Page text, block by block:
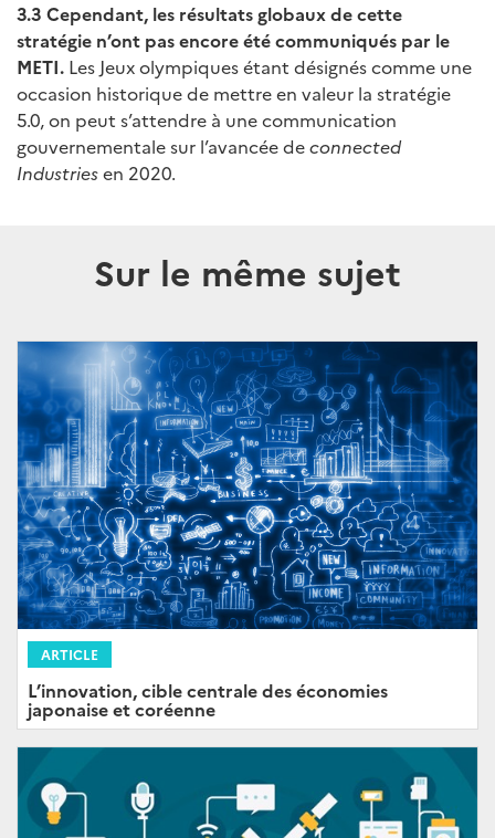
3.3 Cependant, les résultats globaux de cette
stratégie n’ont pas encore été communiqués par le
METI. Les Jeux olympiques étant désignés comme une
occasion historique de mettre en valeur la stratégie
5.0, on peut s’attendre à une communication
gouvernementale sur l’avancée deconnected
Industriesen 2020.
Sur le même sujet
ARTICLE
L’innovation, cible centrale des économies
japonaise et coréenne